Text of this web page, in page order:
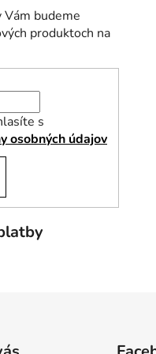
budeme
produktoch na
s
osobných údajov